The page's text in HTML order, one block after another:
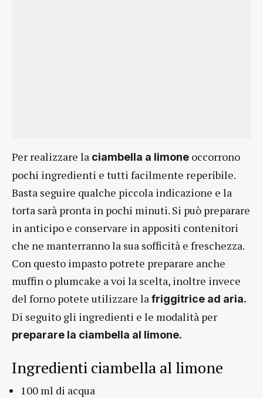
Per realizzare la ciambella a limone occorrono
pochi ingredienti e tutti facilmente reperibile.
Basta seguire qualche piccola indicazione e la
torta sarà pronta in pochi minuti. Si può preparare
in anticipo e conservare in appositi contenitori
che ne manterranno la sua sofficità e freschezza.
Con questo impasto potrete preparare anche
muffin o plumcake a voi la scelta, inoltre invece
del forno potete utilizzare la friggitrice ad aria.
Di seguito gli ingredienti e le modalità per
preparare la ciambella al limone.
Ingredienti ciambella al limone
100 ml di acqua